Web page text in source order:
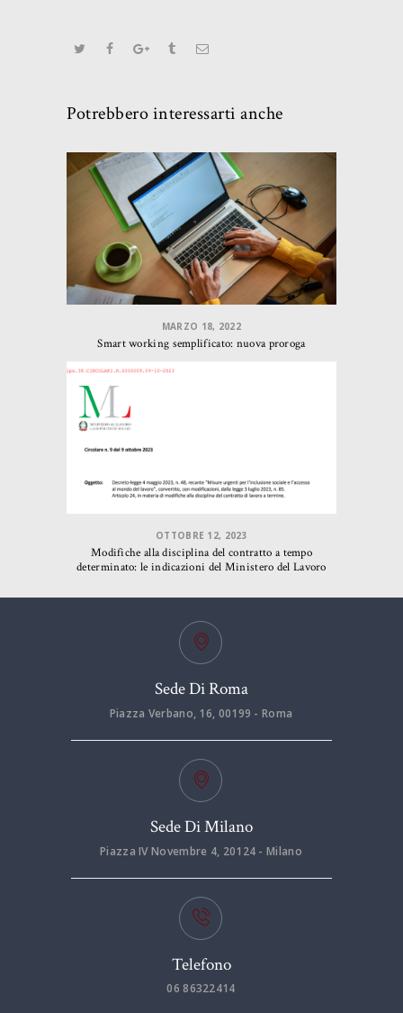
Potrebbero interessarti anche
MARZO 18, 2022
Smart working semplificato: nuova proroga
OTTOBRE 12, 2023
Modifiche alla disciplina del contratto a tempo
determinato: le indicazioni del Ministero del Lavoro
Sede Di Roma
Piazza Verbano, 16, 00199 - Roma
Sede Di Milano
Piazza IV Novembre 4, 20124 - Milano
Telefono
06 86322414